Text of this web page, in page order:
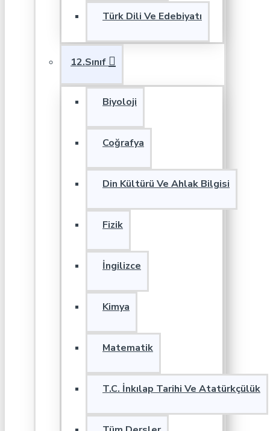
Türk Dili Ve Edebiyatı
12.Sınıf
Biyoloji
Coğrafya
Din Kültürü Ve Ahlak Bilgisi
Fizik
İngilizce
Kimya
Matematik
T.C. İnkılap Tarihi Ve Atatürkçülük